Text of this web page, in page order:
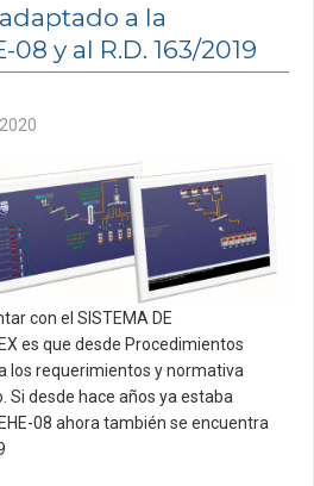
a la
y al R.D. 163/2019
con el SISTEMA DE
es que desde Procedimientos
los requerimientos y normativa
Si desde hace años ya estaba
08 ahora también se encuentra